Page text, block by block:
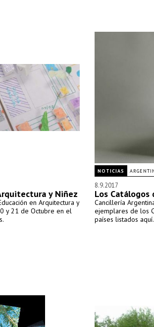
y Niñez
en Arquitectura y
y 21 de Octubre en el
NOTICIAS
8.9.2017
Los Catálogos
Cancillería
ejemplares de los
países listados aquí.